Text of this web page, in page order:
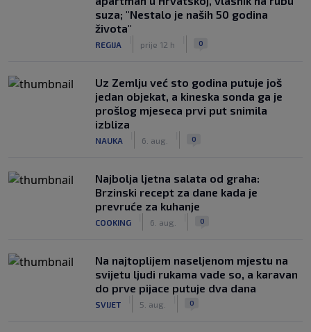
suza; "Nestalo je naših 50 godina
života"
REGIJA prije 12 h 0
Uz Zemlju već sto godina putuje još
jedan objekat, a kineska sonda ga je
prošlog mjeseca prvi put snimila
izbliza
NAUKA 6. aug. 0
Najbolja ljetna salata od graha:
Brzinski recept za dane kada je
prevruće za kuhanje
COOKING 6. aug. 0
Na najtoplijem naseljenom mjestu na
svijetu ljudi rukama vade so, a karavan
do prve pijace putuje dva dana
SVIJET 5. aug. 0